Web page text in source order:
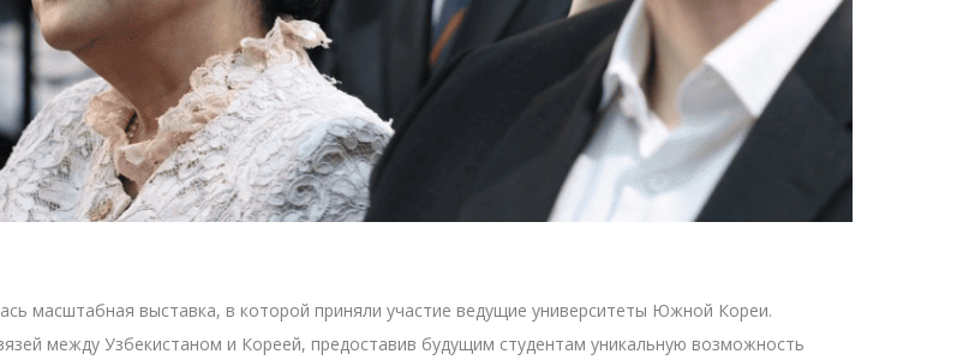
масштабная выставка, в которой приняли участие ведущие университеты Южной Кореи.
между Узбекистаном и Кореей, предоставив будущим студентам уникальную возможность